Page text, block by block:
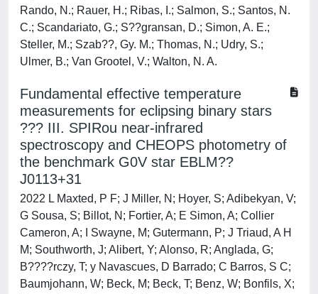
Rando, N.; Rauer, H.; Ribas, I.; Salmon, S.; Santos, N.
C.; Scandariato, G.; S??gransan, D.; Simon, A. E.;
Steller, M.; Szab??, Gy. M.; Thomas, N.; Udry, S.;
Ulmer, B.; Van Grootel, V.; Walton, N. A.
Fundamental effective temperature
measurements for eclipsing binary stars
??? III. SPIRou near-infrared
spectroscopy and CHEOPS photometry of
the benchmark G0V star EBLM??
J0113+31
2022 L Maxted, P F; J Miller, N; Hoyer, S; Adibekyan, V;
G Sousa, S; Billot, N; Fortier, A; E Simon, A; Collier
Cameron, A; I Swayne, M; Gutermann, P; J Triaud, A H
M; Southworth, J; Alibert, Y; Alonso, R; Anglada, G;
B????rczy, T; y Navascues, D Barrado; C Barros, S C;
Baumjohann, W; Beck, M; Beck, T; Benz, W; Bonfils, X;